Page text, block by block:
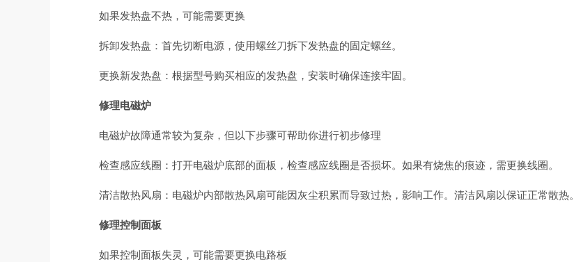
如果发热盘不热，可能需要更换
拆卸发热盘：首先切断电源，使用螺丝刀拆下发热盘的固定螺丝。
更换新发热盘：根据型号购买相应的发热盘，安装时确保连接牢固。
修理电磁炉
电磁炉故障通常较为复杂，但以下步骤可帮助你进行初步修理
检查感应线圈：打开电磁炉底部的面板，检查感应线圈是否损坏。如果有烧焦的痕迹，需更换线圈。
清洁散热风扇：电磁炉内部散热风扇可能因灰尘积累而导致过热，影响工作。清洁风扇以保证正常散热。
修理控制面板
如果控制面板失灵，可能需要更换电路板